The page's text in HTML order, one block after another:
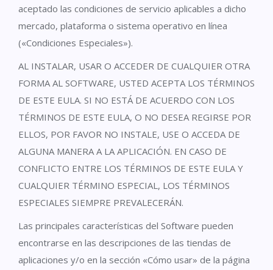
aceptado las condiciones de servicio aplicables a dicho
mercado, plataforma o sistema operativo en línea
(«Condiciones Especiales»).
AL INSTALAR, USAR O ACCEDER DE CUALQUIER OTRA
FORMA AL SOFTWARE, USTED ACEPTA LOS TÉRMINOS
DE ESTE EULA. SI NO ESTÁ DE ACUERDO CON LOS
TÉRMINOS DE ESTE EULA, O NO DESEA REGIRSE POR
ELLOS, POR FAVOR NO INSTALE, USE O ACCEDA DE
ALGUNA MANERA A LA APLICACIÓN. EN CASO DE
CONFLICTO ENTRE LOS TÉRMINOS DE ESTE EULA Y
CUALQUIER TÉRMINO ESPECIAL, LOS TÉRMINOS
ESPECIALES SIEMPRE PREVALECERÁN.
Las principales características del Software pueden
encontrarse en las descripciones de las tiendas de
aplicaciones y/o en la sección «Cómo usar» de la página